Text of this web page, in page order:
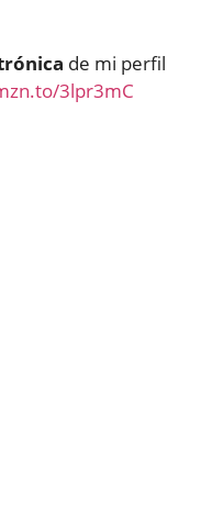
de mi perfil
3lpr3mC